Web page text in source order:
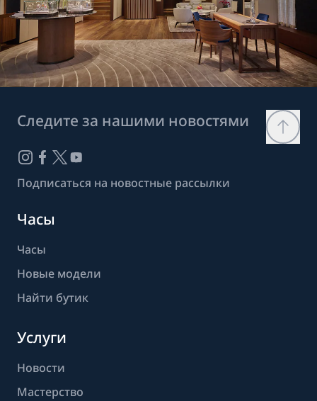
Следите за нашими новостями
Подписаться на новостные рассылки
Часы
Часы
Новые модели
Найти бутик
Услуги
Новости
Мастерство